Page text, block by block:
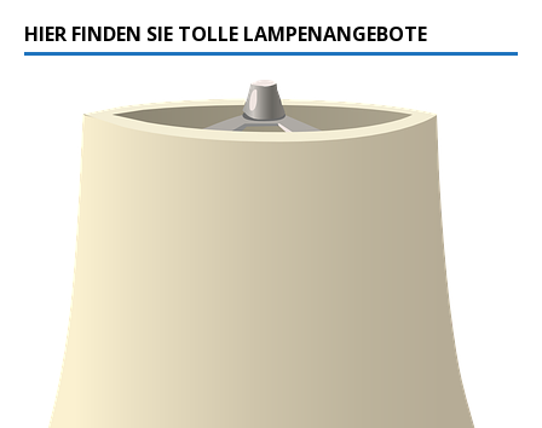
HIER FINDEN SIE TOLLE LAMPENANGEBOTE